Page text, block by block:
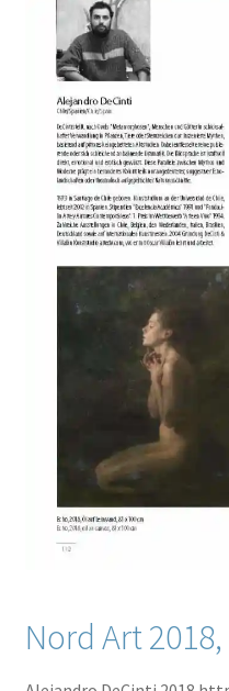
Nord Art